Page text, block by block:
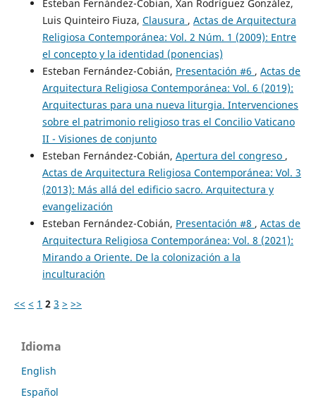
Esteban Fernández-Cobian, Xan Rodríguez González,
Luis Quinteiro Fiuza, Clausura , Actas de Arquitectura
Religiosa Contemporánea: Vol. 2 Núm. 1 (2009): Entre
el concepto y la identidad (ponencias)
Esteban Fernández-Cobián, Presentación #6 , Actas de
Arquitectura Religiosa Contemporánea: Vol. 6 (2019):
Arquitecturas para una nueva liturgia. Intervenciones
sobre el patrimonio religioso tras el Concilio Vaticano
II - Visiones de conjunto
Esteban Fernández-Cobián, Apertura del congreso ,
Actas de Arquitectura Religiosa Contemporánea: Vol. 3
(2013): Más allá del edificio sacro. Arquitectura y
evangelización
Esteban Fernández-Cobián, Presentación #8 , Actas de
Arquitectura Religiosa Contemporánea: Vol. 8 (2021):
Mirando a Oriente. De la colonización a la
inculturación
<< < 1 2 3 > >>
Idioma
English
Español